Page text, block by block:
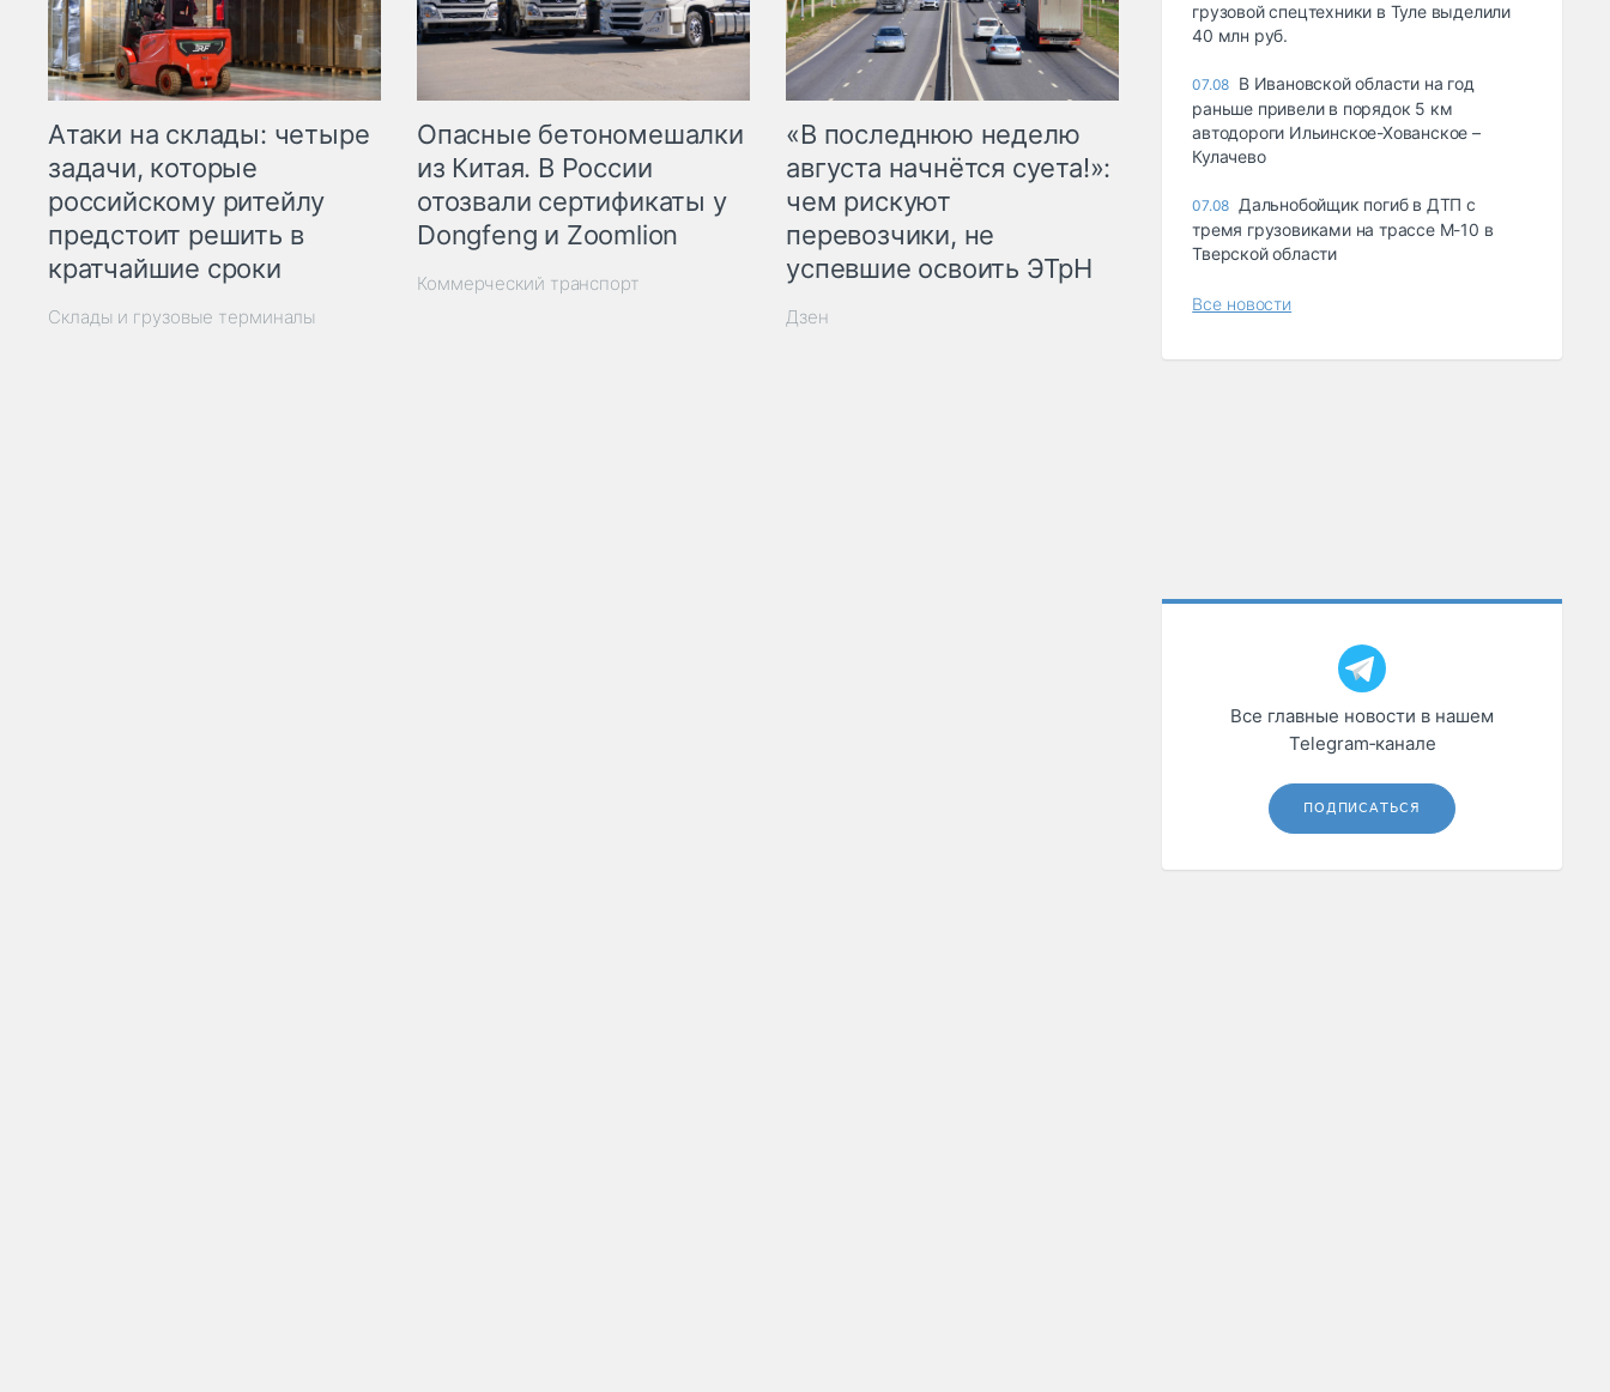
Атаки на склады: четыре
задачи, которые
российскому ритейлу
предстоит решить в
кратчайшие сроки
Склады и грузовые терминалы
Опасные бетономешалки
из Китая. В России
отозвали сертификаты у
Dongfeng и Zoomlion
Коммерческий транспорт
«В последнюю неделю
августа начнётся суета!»:
чем рискуют
перевозчики, не
успевшие освоить ЭТрН
Дзен
грузовой спецтехники в Туле выделили
40 млн руб.
07.08 В Ивановской области на год
раньше привели в порядок 5 км
автодороги Ильинское-Хованское –
Кулачево
07.08 Дальнобойщик погиб в ДТП с
тремя грузовиками на трассе М-10 в
Тверской области
Все новости
Все главные новости в нашем
Telegram‑канале
ПОДПИСАТЬСЯ